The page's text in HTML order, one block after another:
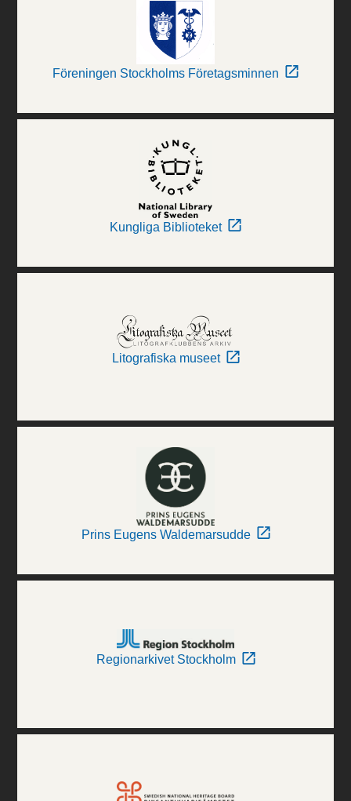
Föreningen Stockholms Företagsminnen
Kungliga Biblioteket
Litografiska museet
Prins Eugens Waldemarsudde
Regionarkivet Stockholm